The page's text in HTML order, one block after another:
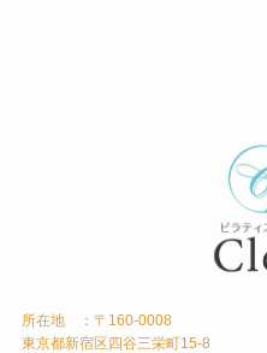
所在地 ：〒160-0008
東京都新宿区四谷三栄町15-8